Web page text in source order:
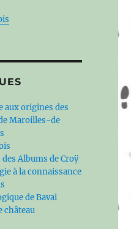
origines des
Maroilles-de
Albums de Croÿ
à la connaissance
de Bavai
château